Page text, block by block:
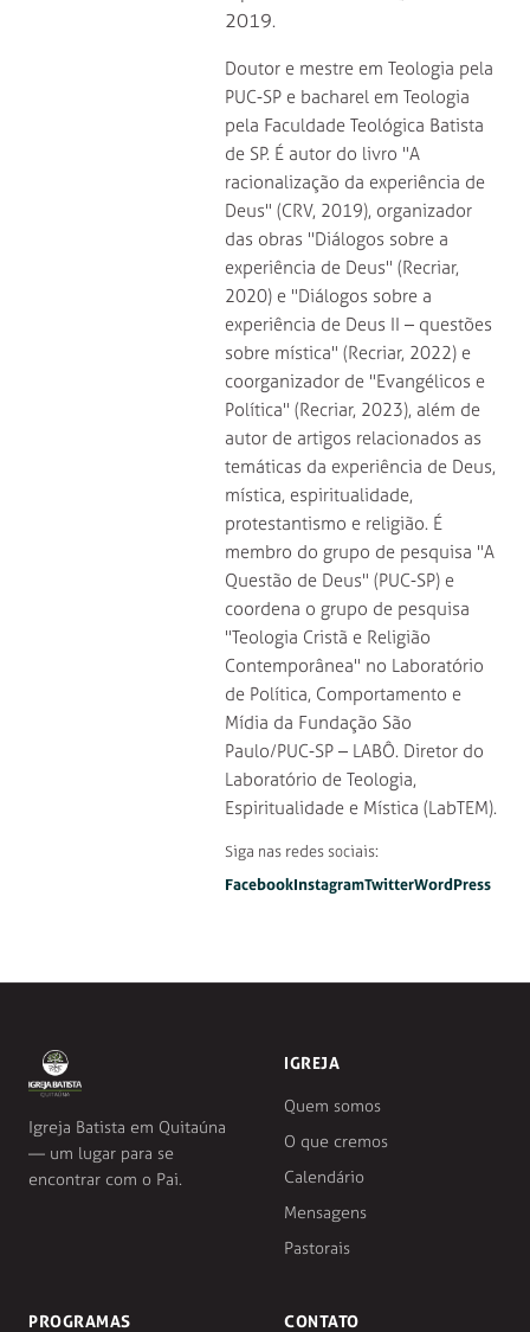
2019.
Doutor e mestre em Teologia pela
PUC-SP e bacharel em Teologia
pela Faculdade Teológica Batista
de SP. É autor do livro "A
racionalização da experiência de
Deus" (CRV, 2019), organizador
das obras "Diálogos sobre a
experiência de Deus" (Recriar,
2020) e "Diálogos sobre a
experiência de Deus II – questões
sobre mística" (Recriar, 2022) e
coorganizador de "Evangélicos e
Política" (Recriar, 2023), além de
autor de artigos relacionados as
temáticas da experiência de Deus,
mística, espiritualidade,
protestantismo e religião. É
membro do grupo de pesquisa "A
Questão de Deus" (PUC-SP) e
coordena o grupo de pesquisa
"Teologia Cristã e Religião
Contemporânea" no Laboratório
de Política, Comportamento e
Mídia da Fundação São
Paulo/PUC-SP – LABÔ. Diretor do
Laboratório de Teologia,
Espiritualidade e Mística (LabTEM).
Siga nas redes sociais:
FacebookInstagramTwitterWordPress
Igreja Batista em Quitaúna
— um lugar para se
encontrar com o Pai.
IGREJA
Quem somos
O que cremos
Calendário
Mensagens
Pastorais
PROGRAMAS CONTATO